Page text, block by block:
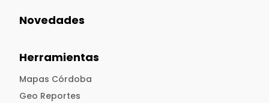
Novedades
Herramientas
Mapas Córdoba
Geo Reportes